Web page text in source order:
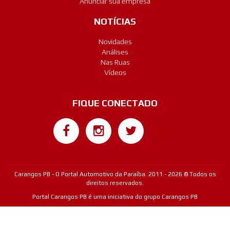
NOTÍCIAS
Novidades
Análises
Nas Ruas
Vídeos
FIQUE CONECTADO
Carangos PB - O Portal Automotivo da Paraíba. 2011 - 2026 © Todos os
direitos reservados.
Portal Carangos PB é uma iniciativa do grupo Carangos PB